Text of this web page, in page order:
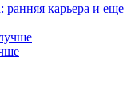
ранняя карьера и еще